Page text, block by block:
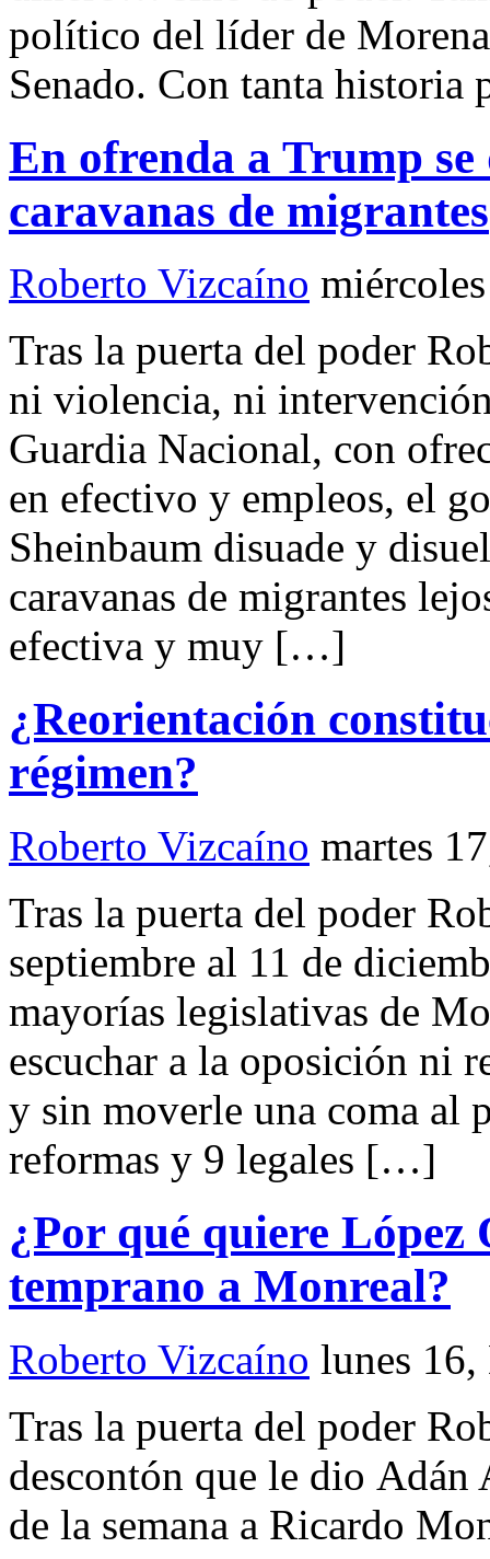
político del líder de
Senado. Con tanta
En ofrenda a Trump se
caravanas de migrantes
Roberto Vizcaíno
Tras la puerta del poder
ni violencia, ni
Guardia Nacional, con
en efectivo y empleos, el
Sheinbaum disuade y
caravanas de migrantes
efectiva y muy […]
¿Reorientación
régimen?
Roberto Vizcaíno martes
Tras la puerta del poder
septiembre al 11 de
mayorías legislativas de
escuchar a la oposición ni
y sin moverle una coma al
reformas y 9 legales […]
¿Por qué quiere
temprano a Monreal?
Roberto Vizcaíno lunes
Tras la puerta del poder
descontón que le dio
de la semana a Ricardo